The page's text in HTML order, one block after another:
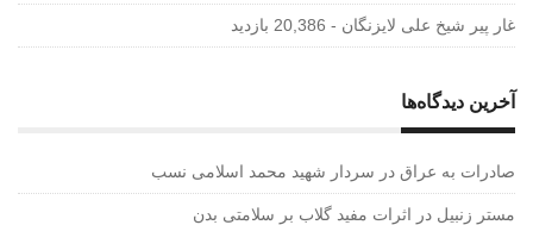
غار پیر شیخ علی لایزنگان - 20,386 بازدید
آخرین دیدگاه‌ها
صادرات به عراق در سردار شهید محمد اسلامی نسب
مستر زنبیل در اثرات مفید گلاب بر سلامتی بدن